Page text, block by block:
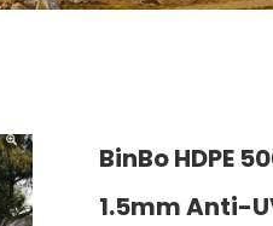
BinBo HDPE
1.5mm Anti-